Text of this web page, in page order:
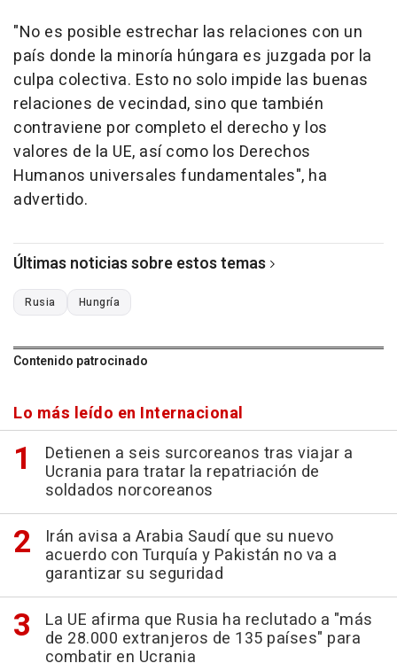
"No es posible estrechar las relaciones con un
país donde la minoría húngara es juzgada por la
culpa colectiva. Esto no solo impide las buenas
relaciones de vecindad, sino que también
contraviene por completo el derecho y los
valores de la UE, así como los Derechos
Humanos universales fundamentales", ha
advertido.
Últimas noticias sobre estos temas
Rusia Hungría
Contenido patrocinado
Lo más leído en Internacional
Detienen a seis surcoreanos tras viajar a
Ucrania para tratar la repatriación de
soldados norcoreanos
Irán avisa a Arabia Saudí que su nuevo
acuerdo con Turquía y Pakistán no va a
garantizar su seguridad
La UE afirma que Rusia ha reclutado a "más
de 28.000 extranjeros de 135 países" para
combatir en Ucrania